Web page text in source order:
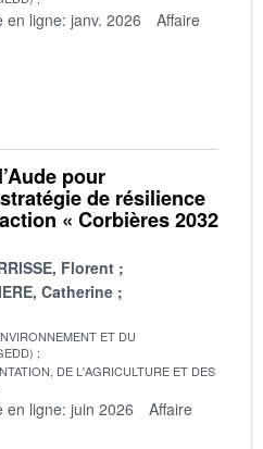
en ligne: janv. 2026
Affaire
pour
de résilience
« Corbières 2032
Florent
Catherine
ET DU
DE L'AGRICULTURE ET DES
en ligne: juin 2026
Affaire